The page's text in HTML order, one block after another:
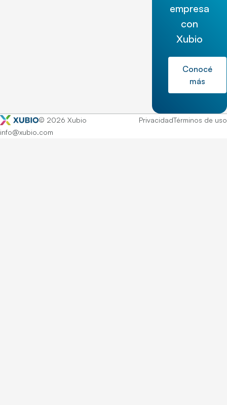
empresa
con
Xubio
Conocé
más
© 2026 Xubio PrivacidadTérminos de uso
info@xubio.com